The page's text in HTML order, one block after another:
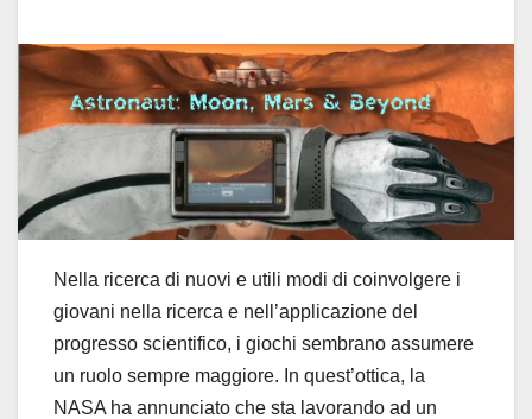
Nella ricerca di nuovi e utili modi di coinvolgere i
giovani nella ricerca e nell’applicazione del
progresso scientifico, i giochi sembrano assumere
un ruolo sempre maggiore. In quest’ottica, la
NASA ha annunciato che sta lavorando ad un